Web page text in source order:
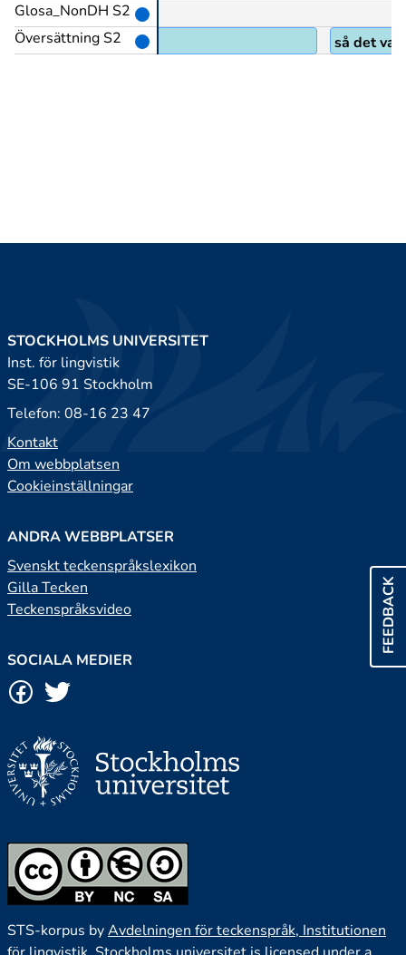
Glosa_NonDH S2
Översättning S2
så det var
FEEDBACK
STOCKHOLMS UNIVERSITET
Inst. för lingvistik
SE-106 91 Stockholm
Telefon: 08-16 23 47
Kontakt
Om webbplatsen
Cookieinställningar
ANDRA WEBBPLATSER
Svenskt teckenspråkslexikon
Gilla Tecken
Teckenspråksvideo
SOCIALA MEDIER
STS-korpus byAvdelningen för teckenspråk, Institutionen